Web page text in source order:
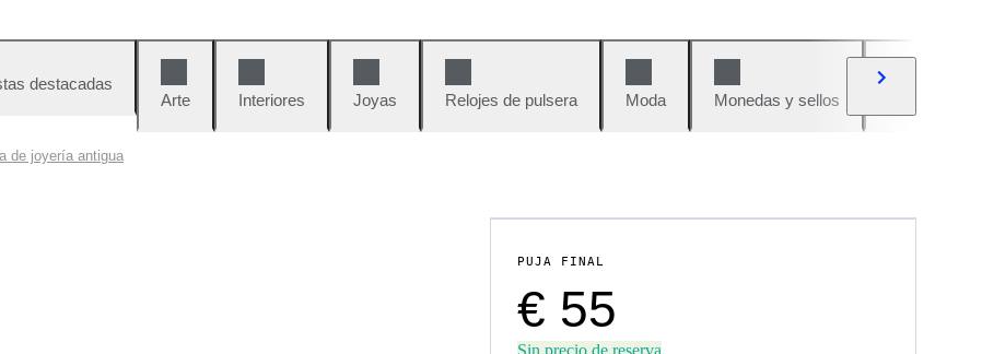
destacadas
Arte
Interiores Joyas Relojes de pulsera Moda Monedas y sellos
de joyería antigua
PUJA FINAL
€ 55
Sin precio de reserva